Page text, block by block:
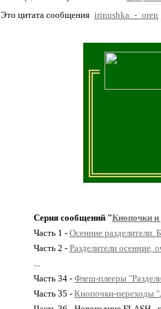
Это цитата сообщения irinushka_-_oren
Серия сообщений "Кнопочки и
Часть 1 - Осенние разделители.
Часть 2 - Разделители осенние,
...
Часть 34 - Флеш-плееры
Часть 35 - Кнопочки-переходы